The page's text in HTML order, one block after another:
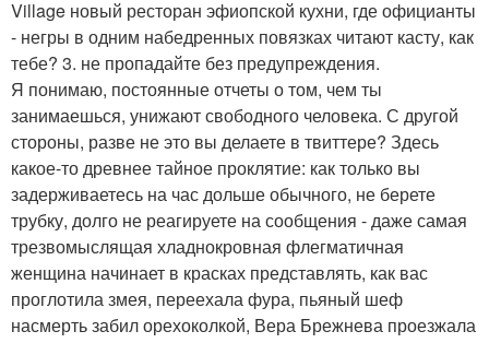
Village новый ресторан эфиопской кухни, где официанты
- негры в одним набедренных повязках читают касту, как
тебе? 3. не пропадайте без предупреждения.
Я понимаю, постоянные отчеты о том, чем ты
занимаешься, унижают свободного человека. С другой
стороны, разве не это вы делаете в твиттере? Здесь
какое-то древнее тайное проклятие: как только вы
задерживаетесь на час дольше обычного, не берете
трубку, долго не реагируете на сообщения - даже самая
трезвомыслящая хладнокровная флегматичная
женщина начинает в красках представлять, как вас
проглотила змея, переехала фура, пьяный шеф
насмерть забил орехоколкой, Вера Брежнева проезжала